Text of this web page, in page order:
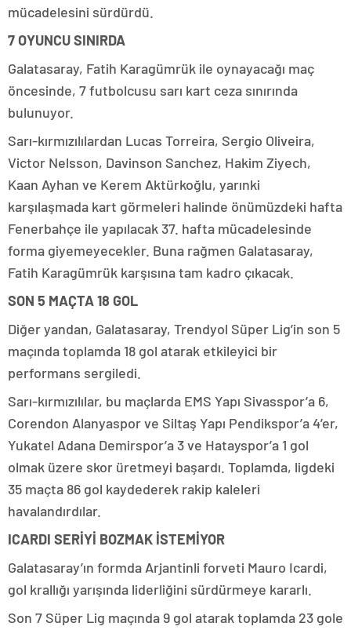
mücadelesini sürdürdü.
7 OYUNCU SINIRDA
Galatasaray, Fatih Karagümrük ile oynayacağı maç
öncesinde, 7 futbolcusu sarı kart ceza sınırında
bulunuyor.
Sarı-kırmızılılardan Lucas Torreira, Sergio Oliveira,
Victor Nelsson, Davinson Sanchez, Hakim Ziyech,
Kaan Ayhan ve Kerem Aktürkoğlu, yarınki
karşılaşmada kart görmeleri halinde önümüzdeki hafta
Fenerbahçe ile yapılacak 37. hafta mücadelesinde
forma giyemeyecekler. Buna rağmen Galatasaray,
Fatih Karagümrük karşısına tam kadro çıkacak.
SON 5 MAÇTA 18 GOL
Diğer yandan, Galatasaray, Trendyol Süper Lig’in son 5
maçında toplamda 18 gol atarak etkileyici bir
performans sergiledi.
Sarı-kırmızılılar, bu maçlarda EMS Yapı Sivasspor’a 6,
Corendon Alanyaspor ve Siltaş Yapı Pendikspor’a 4’er,
Yukatel Adana Demirspor’a 3 ve Hatayspor’a 1 gol
olmak üzere skor üretmeyi başardı. Toplamda, ligdeki
35 maçta 86 gol kaydederek rakip kaleleri
havalandırdılar.
ICARDI SERİYİ BOZMAK İSTEMİYOR
Galatasaray’ın formda Arjantinli forveti Mauro Icardi,
gol krallığı yarışında liderliğini sürdürmeye kararlı.
Son 7 Süper Lig maçında 9 gol atarak toplamda 23 gole